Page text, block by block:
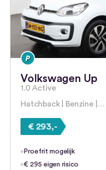
Volkswagen Up
1.0 Active
Hatchback | Benzine |…
€ 293,-
Proefrit mogelijk
€ 295 eigen risico